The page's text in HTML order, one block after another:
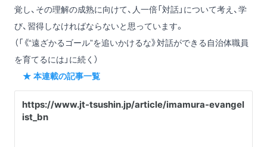
覚し、その理解の成熟に向けて、人一倍「対話」について考え、学
び、習得しなければならないと思っています。
（「《“遠ざかるゴール”を追いかけるな》対話ができる自治体職員
を育てるには」に続く）
★ 本連載の記事一覧